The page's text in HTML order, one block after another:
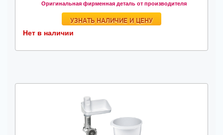
Оригинальная фирменная деталь от производителя
УЗНАТЬ НАЛИЧИЕ И ЦЕНУ
Нет в наличии